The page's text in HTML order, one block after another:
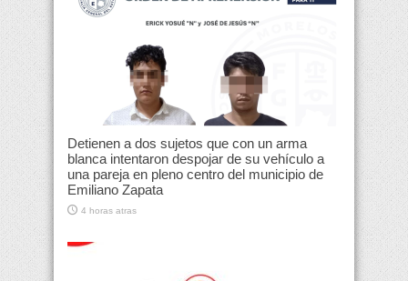
Detienen a dos sujetos que con un arma
blanca intentaron despojar de su vehículo a
una pareja en pleno centro del municipio de
Emiliano Zapata
4 horas atras